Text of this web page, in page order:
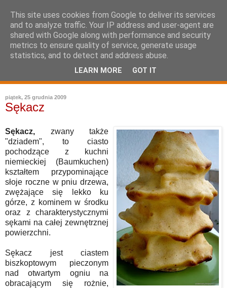
leksykon sztuki kulinarnej
piątek, 25 grudnia 2009
Sękacz
Sękacz, zwany także
"dziadem", to ciasto
pochodzące z kuchni
niemieckiej (Baumkuchen)
kształtem przypominające
słoje roczne w pniu drzewa,
zwężające się lekko ku
górze, z kominem w środku
oraz z charakterystycznymi
sękami na całej zewnętrznej
powierzchni.
Sękacz jest ciastem
biszkoptowym pieczonym
nad otwartym ogniu na
obracającym się rożnie,
This site uses cookies from Google to deliver its services
and to analyze traffic. Your IP address and user-agent are
shared with Google along with performance and security
metrics to ensure quality of service, generate usage
statistics, and to detect and address abuse.
LEARN MORE GOT IT